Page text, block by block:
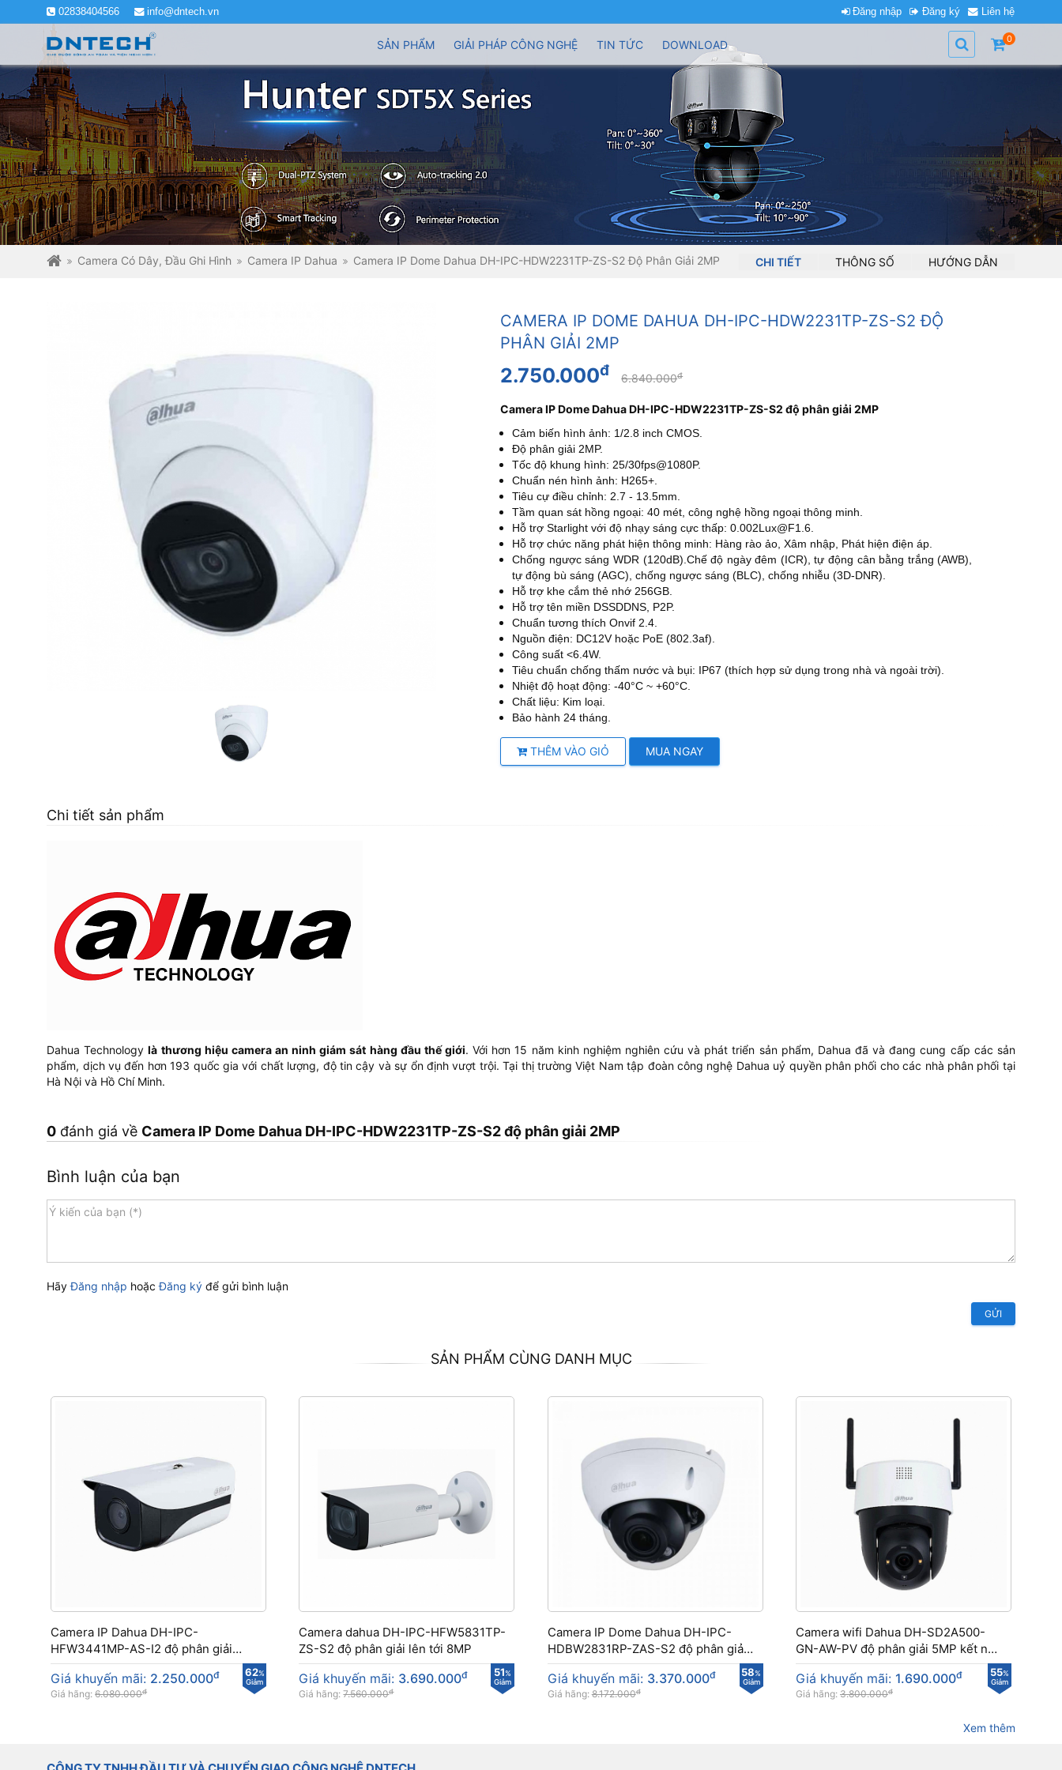
02838404566 info@dntech.vn Đăng nhập Đăng ký Liên hệ
SẢN PHẨM GIẢI PHÁP CÔNG NGHỆ TIN TỨC DOWNLOAD 0
Camera Có Dây, Đầu Ghi Hình Camera IP Dahua Camera IP Dome Dahua DH-IPC-HDW2231TP-ZS-S2 Độ Phân Giải 2MP CHI TIẾT THÔNG SỐ HƯỚNG DẪN
CAMERA IP DOME DAHUA DH-IPC-HDW2231TP-ZS-S2 ĐỘ
PHÂN GIẢI 2MP
2.750.000đ 6.840.000đ
Camera IP Dome Dahua DH-IPC-HDW2231TP-ZS-S2 độ phân giải 2MP
Cảm biến hình ảnh: 1/2.8 inch CMOS.
Độ phân giải 2MP.
Tốc độ khung hình: 25/30fps@1080P.
Chuẩn nén hình ảnh: H265+.
Tiêu cự điều chỉnh: 2.7 - 13.5mm.
Tầm quan sát hồng ngoại: 40 mét, công nghệ hồng ngoại thông minh.
Hỗ trợ Starlight với độ nhạy sáng cực thấp: 0.002Lux@F1.6.
Hỗ trợ chức năng phát hiện thông minh: Hàng rào ảo, Xâm nhập, Phát hiện điện áp.
Chống ngược sáng WDR (120dB).Chế độ ngày đêm (ICR), tự động cân bằng trắng (AWB),
tự động bù sáng (AGC), chống ngược sáng (BLC), chống nhiễu (3D-DNR).
Hỗ trợ khe cắm thẻ nhớ 256GB.
Hỗ trợ tên miền DSSDDNS, P2P.
Chuẩn tương thích Onvif 2.4.
Nguồn điện: DC12V hoặc PoE (802.3af).
Công suất <6.4W.
Tiêu chuẩn chống thấm nước và bụi: IP67 (thích hợp sử dụng trong nhà và ngoài trời).
Nhiệt độ hoạt động: -40°C ~ +60°C.
Chất liệu: Kim loại.
Bảo hành 24 tháng.
THÊM VÀO GIỎ MUA NGAY
Chi tiết sản phẩm
Dahua Technologylà thương hiệu camera an ninh giám sát hàng đầu thế giới. Với hơn 15 năm kinh nghiệm nghiên cứu và phát triển sản phẩm, Dahua đã và đang cung cấp các sản
phẩm, dịch vụ đến hơn 193 quốc gia với chất lượng, độ tin cậy và sự ổn định vượt trội. Tại thị trường Việt Nam tập đoàn công nghệ Dahua uỷ quyền phân phối cho các nhà phân phối tại
Hà Nội và Hồ Chí Minh.
0đánh giá về Camera IP Dome Dahua DH-IPC-HDW2231TP-ZS-S2 độ phân giải 2MP
Bình luận của bạn
HãyĐăng nhập hoặcĐăng ký để gửi bình luận
GỬI
SẢN PHẨM CÙNG DANH MỤC
Camera IP Dahua DH-IPC-
HFW3441MP-AS-I2 độ phân giải
4MP
62%
Giảm
Giá khuyến mãi: 2.250.000đ
Giá hãng:6.080.000đ
Camera dahua DH-IPC-HFW5831TP-
ZS-S2 độ phân giải lên tới 8MP
51%
Giảm
Giá khuyến mãi: 3.690.000đ
Giá hãng:7.560.000đ
Camera IP Dome Dahua DH-IPC-
HDBW2831RP-ZAS-S2 độ phân giả
8MP tầm nhìn xa
58%
Giảm
Giá khuyến mãi: 3.370.000đ
Giá hãng:8.172.000đ
Camera wifi Dahua DH-SD2A500-
GN-AW-PV độ phân giải 5MP kết nối
không dây PTZ
55%
Giảm
Giá khuyến mãi: 1.690.000đ
Giá hãng: 3.800.000đ
Xem thêm